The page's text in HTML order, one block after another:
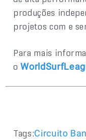
produções
projetos com e
Para mais
o
Tags:Circuito